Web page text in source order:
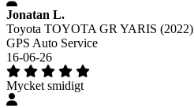
Jonatan L.
Toyota TOYOTA GR YARIS (2022)
GPS Auto Service
16-06-26
Mycket smidigt